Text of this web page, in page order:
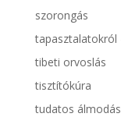
szorongás
tapasztalatokról
tibeti orvoslás
tisztítókúra
tudatos álmodás